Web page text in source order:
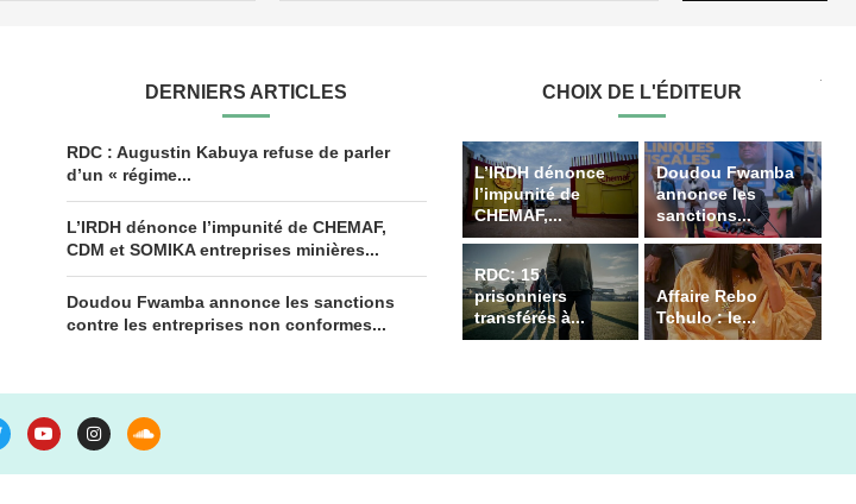
DERNIERS ARTICLES
RDC : Augustin Kabuya refuse de parler
d’un « régime...
L’IRDH dénonce l’impunité de CHEMAF,
CDM et SOMIKA entreprises minières...
Doudou Fwamba annonce les sanctions
contre les entreprises non conformes...
CHOIX DE L'ÉDITEUR
L’IRDH dénonce
l’impunité de
CHEMAF,...
Doudou Fwamba
annonce les
sanctions...
RDC: 15
prisonniers
transférés à...
Affaire Rebo
Tchulo : le...